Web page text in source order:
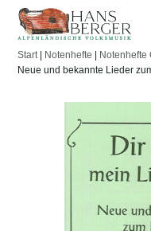
Start| Notenhefte Notenhefte
Neue und bekannte Lieder